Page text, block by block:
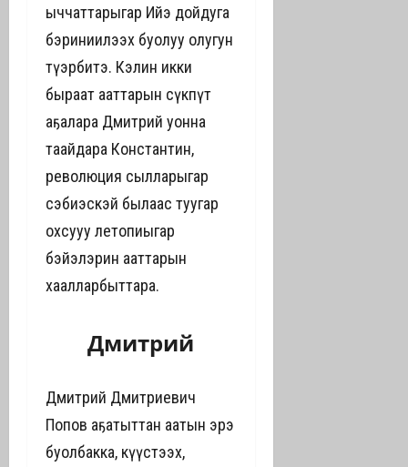
ыччаттарыгар Ийэ дойдуга
бэриниилээх буолуу олугун
түһэрбитэ. Кэлин икки
быраат ааттарын сүкпүт
аҕалара Дмитрий уонна
таайдара Константин,
революция сылларыгар
сэбиэскэй былаас туһугар
охсуһуу летопиһыгар
бэйэлэрин ааттарын
хаалларбыттара.
Дмитрий
Дмитрий Дмитриевич
Попов аҕатыттан аатын эрэ
буолбакка, күүстээх,